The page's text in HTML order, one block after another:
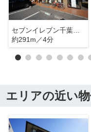
セブンイレブン千葉鎌取駅前店
約291m／4分
エリアの近い